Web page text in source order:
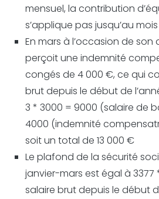
mensuel, la contribution
s’applique pas jusqu’au
En mars à l’occasion de son
perçoit une indemnité
congés de 4 000 €, ce qui
brut depuis le début de
3 * 3000 = 9000 (salaire de
4000 (indemnité
soit un total de 13 000 €
Le plafond de la sécurité
janvier-mars est égal à 3377 *
salaire brut depuis le début